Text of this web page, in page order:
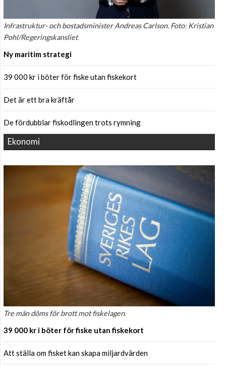
Infrastruktur- och bostadsminister Andreas Carlson. Foto: Kristian
Pohl/Regeringskansliet
Ny maritim strategi
39 000 kr i böter för fiske utan fiskekort
Det är ett bra kräftår
De fördubblar fiskodlingen trots rymning
Ekonomi
Tre män döms för brott mot fiskelagen.
39 000 kr i böter för fiske utan fiskekort
Att ställa om fisket kan skapa miljardvärden